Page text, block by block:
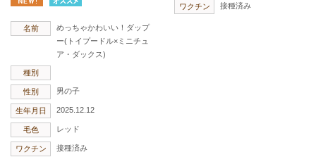
名前
めっちゃかわいい！ダップ
ー(トイプードル×ミニチュ
ア・ダックス)
種別
性別 男の子
生年月日 2025.12.12
毛色 レッド
ワクチン 接種済み
ワクチン 接種済み